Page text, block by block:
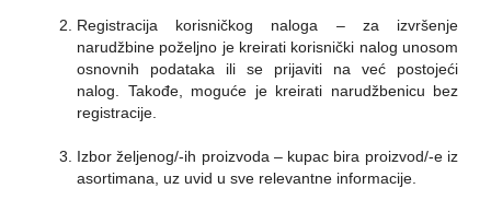
Registracija korisničkog naloga – za izvršenje
narudžbine poželjno je kreirati korisnički nalog unosom
osnovnih podataka ili se prijaviti na već postojeći
nalog. Takođe, moguće je kreirati narudžbenicu bez
registracije.
Izbor željenog/-ih proizvoda – kupac bira proizvod/-e iz
asortimana, uz uvid u sve relevantne informacije.